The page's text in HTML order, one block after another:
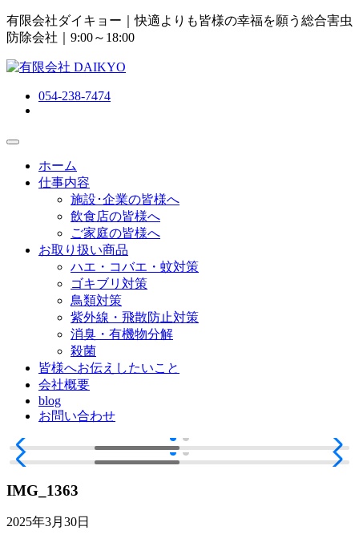
有限会社ダイキョー｜快適よりも皆様の幸福を願う総合害虫
防除会社 ｜9:00～18:00
054-238-7474
ホーム
仕事内容
施設･企業の皆様へ
飲食店の皆様へ
ご家庭の皆様へ
お取り扱い商品
ハエ・コバエ・蚊対策
ゴキブリ対策
鳥類対策
紫外線・飛散防止対策
消臭・有機物分解
殺菌
皆様へお伝えしたいこと
会社概要
blog
お問い合わせ
IMG_1363
2025年3月30日